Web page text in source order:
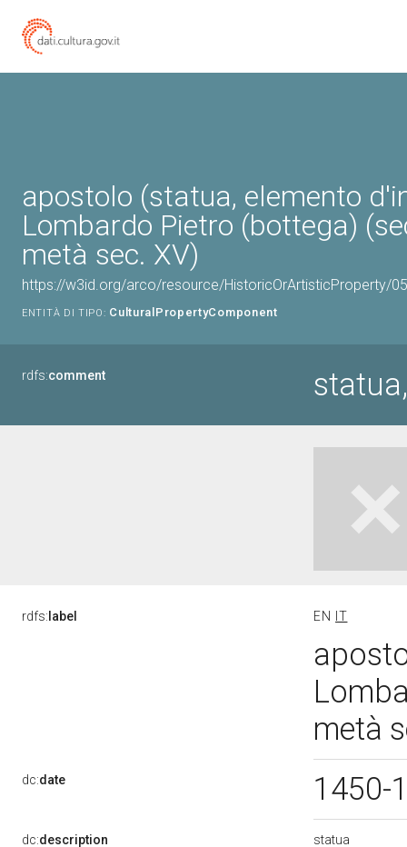
apostolo (statua, elemento
Lombardo Pietro (bottega)
metà sec. XV)
https://w3id.org/arco/resource/HistoricOrArtisticProperty/
ENTITÀ DI TIPO: CulturalPropertyComponent
rdfs:comment
rdfs: label EN IT
metà
dc:date 1450-
dc:description statua